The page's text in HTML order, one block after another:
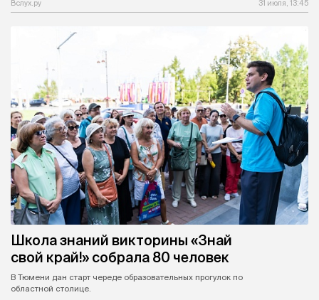
Вслух.ру 31 июля, 13:45
Школа знаний викторины «Знай
свой край!» собрала 80 человек
В Тюмени дан старт череде образовательных прогулок по
областной столице.